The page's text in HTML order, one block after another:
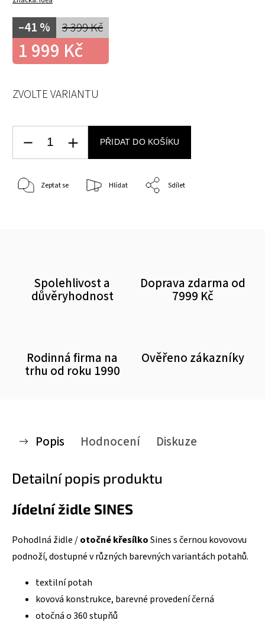
3 399 Kč
–41 %
1 999 Kč
ZVOLTE VARIANTU
PŘIDAT DO KOŠÍKU
Zeptat se Hlídat Sdílet
Spolehlivost a
důvěryhodnost
Doprava zdarma od
7999 Kč
Rodinná firma na
trhu od roku 1990
Ověřeno zákazníky
Popis Hodnocení Diskuze
Detailní popis produktu
Jídelní židle SINES
Pohodlná židle /otočné křesílkoSines s černou kovovovu
podnoží, dostupné v různých barevných variantách potahů.
textilní potah
kovová konstrukce, barevné provedení černá
otočná o 360 stupňů